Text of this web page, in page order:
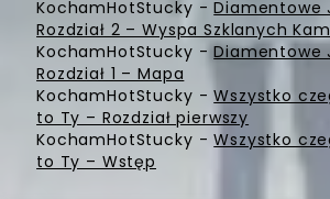
KochamHotStucky -Diamentowe
Rozdział 2 – Wyspa Szklanych
KochamHotStucky -Diamentowe
Rozdział 1 – Mapa
KochamHotStucky -Wszystko
to Ty – Rozdział pierwszy
KochamHotStucky -Wszystko
to Ty – Wstęp